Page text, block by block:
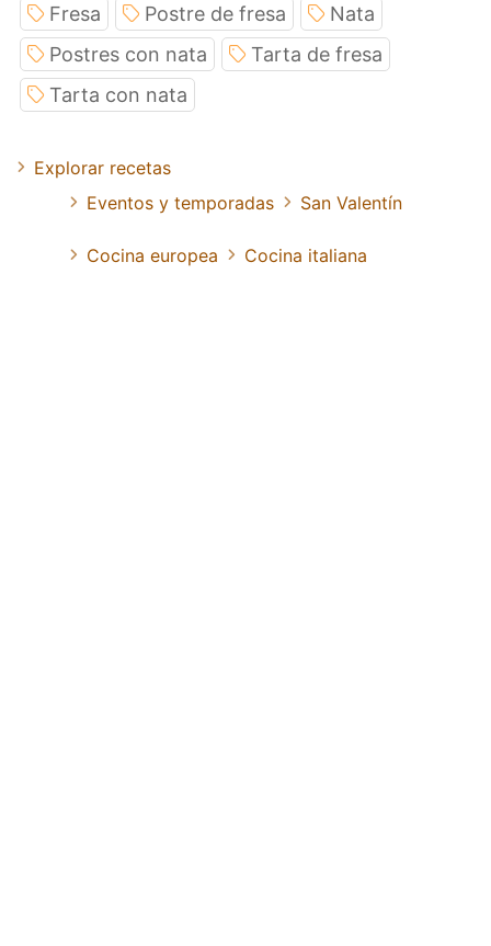
Fresa
Postre de fresa
Nata
Postres con nata
Tarta de fresa
Tarta con nata
Explorar recetas
Eventos y temporadas
San Valentín
Cocina europea Cocina italiana